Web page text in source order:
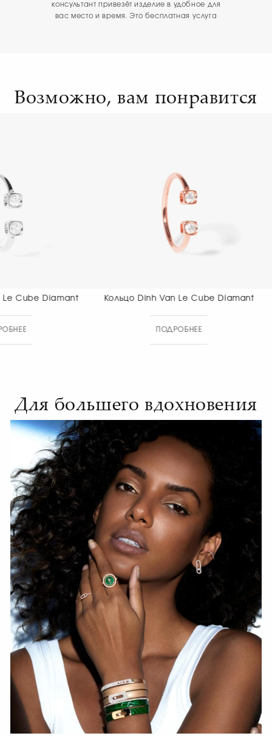
консультант привезёт изделие в удобное для
вас место и время. Это бесплатная услуга
Возможно, вам понравится
Кольцо Dinh Van Le Cube Diamant Кольцо
Для большего вдохновения